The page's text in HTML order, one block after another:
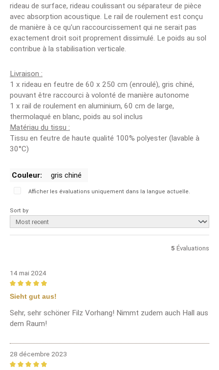
rideau de surface, rideau coulissant ou séparateur de pièce
avec absorption acoustique. Le rail de roulement est conçu
de manière à ce qu'un raccourcissement qui ne serait pas
exactement droit soit proprement dissimulé. Le poids au sol
contribue à la stabilisation verticale.
Livraison :
1 x rideau en feutre de 60 x 250 cm (enroulé), gris chiné,
pouvant être raccourci à volonté de manière autonome
1 x rail de roulement en aluminium, 60 cm de large,
thermolaqué en blanc, poids au sol inclus
Matériau du tissu :
Tissu en feutre de haute qualité 100% polyester (lavable à
30°C)
Couleur: gris chiné
Afficher les évaluations uniquement dans la langue actuelle.
Sort by
5 Évaluations
14 mai 2024
Review with rating of 5 out of 5 stars
Sieht gut aus!
Sehr, sehr schöner Filz Vorhang! Nimmt zudem auch Hall aus
dem Raum!
28 décembre 2023